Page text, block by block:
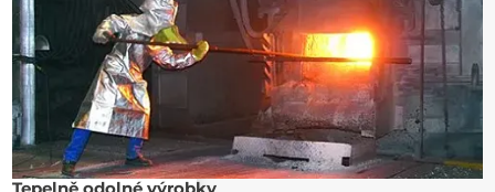
Tepelně odolné výrobky